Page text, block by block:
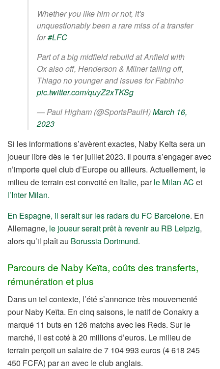
Whether you like him or not, it's
unquestionably been a rare miss of a transfer
for#LFC
Part of a big midfield rebuild at Anfield with
Ox also off, Henderson & Milner tailing off,
Thiago no younger and issues for Fabinho
pic.twitter.com/quyZ2xTKSg
— Paul Higham (@SportsPaulH)March 16,
2023
Si les informations s’avèrent exactes, Naby Keïta sera un
joueur libre dès le 1er juillet 2023. Il pourra s’engager avec
n’importe quel club d’Europe ou ailleurs. Actuellement, le
milieu de terrain est convoité en Italie, parle Milan AC et
l’Inter Milan.
En Espagne, il serait sur les radars du FC Barcelone. En
Allemagne, le joueur serait prêt à revenir au RB Leipzig,
alors qu’il plaît au Borussia Dortmund.
Parcours de Naby Keïta, coûts des transferts,
rémunération et plus
Dans un tel contexte, l’été s’annonce très mouvementé
pour Naby Keïta. En cinq saisons, le natif de Conakry a
marqué 11 buts en 126 matchs avec les Reds. Sur le
marché, il est coté à 20 millions d’euros. Le milieu de
terrain perçoit un salaire de 7 104 993 euros (4 618 245
450 FCFA) par an avec le club anglais.